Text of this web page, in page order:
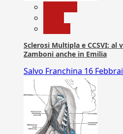
Sclerosi Multipla e CCSVI:
Zamboni anche in Emilia
Salvo Franchina 16